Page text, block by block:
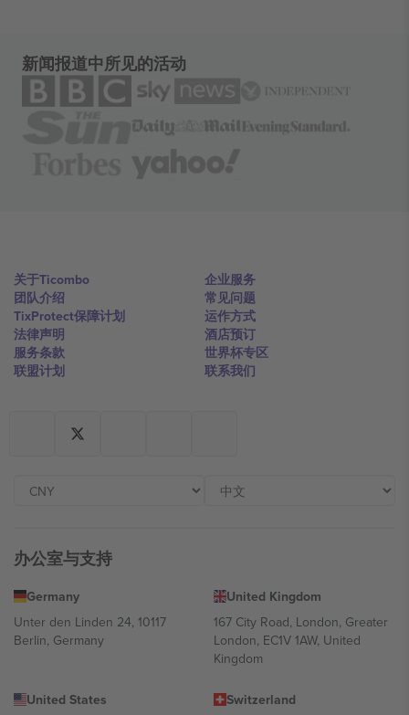
新闻报道中所见的活动
关于Ticombo
团队介绍
TixProtect保障计划
法律声明
服务条款
联盟计划
企业服务
常见问题
运作方式
酒店预订
世界杯专区
联系我们
办公室与支持
Germany
Unter den Linden 24, 10117
Berlin, Germany
United Kingdom
167 City Road, London, Greater
London, EC1V 1AW, United
Kingdom
United States Switzerland